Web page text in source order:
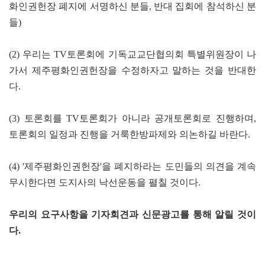
화인권헌장 폐지에 서명하신 분들, 반대 집회에 참석하신 분
들)
(2) 우리는 TV토론회에 기독교교단협의회 특별위원장이 나
가서 제주평화인권헌장을 수정하자고 말하는 것을 반대한
다.
(3) 토론회를 TV토론회가 아니라 공개토론회로 진행하며,
토론회의 일정과 진행을 거룩한방파제와 의논하길 바란다.
(4) '제주평화인권헌장'을 폐지하라는 도민들의 의견을 계속
무시한다면 도지사의 낙선운동을 펼칠 것이다.
우리의 요구사항을 기자회견과 신문광고를 통해 알릴 것이
다.